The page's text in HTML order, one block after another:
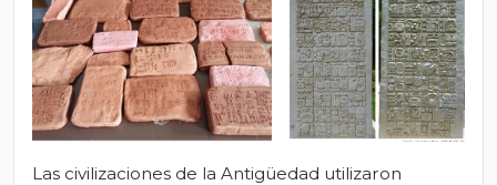
Las civilizaciones de la Antigüedad utilizaron